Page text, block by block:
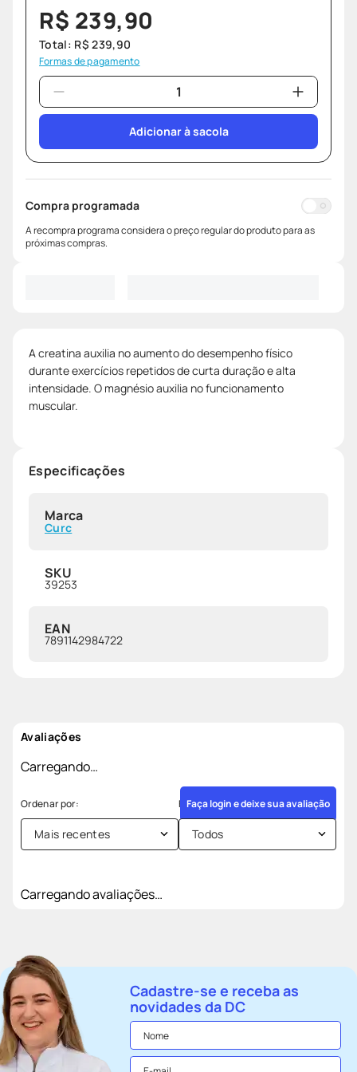
R$ 239,90
Total: R$ 239,90
Formas de pagamento
Adicionar à sacola
Compra programada
A recompra programa considera o preço regular do produto para as
próximas compras.
A creatina auxilia no aumento do desempenho físico
durante exercícios repetidos de curta duração e alta
intensidade. O magnésio auxilia no funcionamento
muscular.
Especificações
Marca
Curc
SKU
39253
EAN
7891142984722
Avaliações
Carregando…
Faça login e deixe sua avaliação
Mais recentes Todos
Carregando avaliações…
Cadastre-se e receba as
novidades da DC